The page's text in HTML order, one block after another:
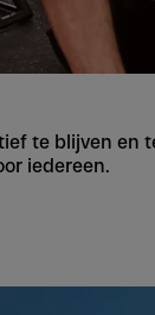
te blijven en
iedereen.